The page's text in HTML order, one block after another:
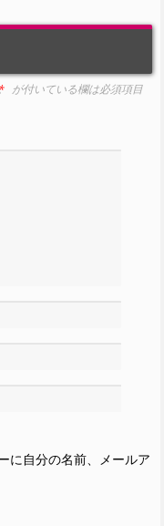
が付いている欄は必須項目
に自分の名前、メールア